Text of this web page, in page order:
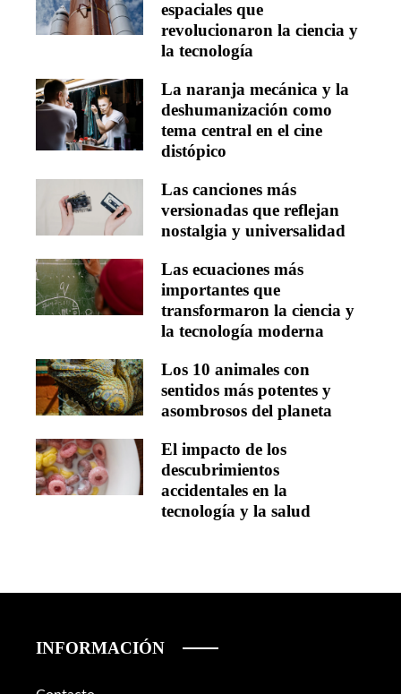
espaciales que
revolucionaron la ciencia y
la tecnología
La naranja mecánica y la
deshumanización como
tema central en el cine
distópico
Las canciones más
versionadas que reflejan
nostalgia y universalidad
Las ecuaciones más
importantes que
transformaron la ciencia y
la tecnología moderna
Los 10 animales con
sentidos más potentes y
asombrosos del planeta
El impacto de los
descubrimientos
accidentales en la
tecnología y la salud
INFORMACIÓN